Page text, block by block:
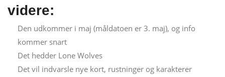
videre:
Den udkommer i maj (måldatoen er 3. maj), og info
kommer snart
Det hedder Lone Wolves
Det vil indvarsle nye kort, rustninger og karakterer